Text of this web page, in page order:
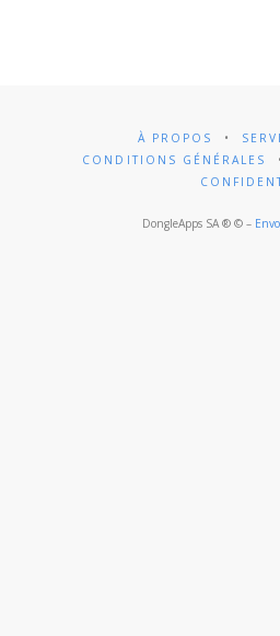
À PROPOS
CONDITIONS GÉNÉRALES
DongleApps SA ® © –